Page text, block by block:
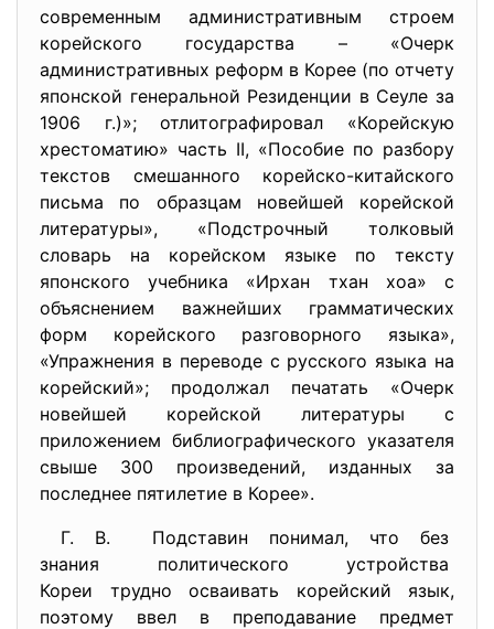
современным административным строем
корейского государства – «Очерк
административных реформ в Корее (по отчету
японской генеральной Резиденции в Сеуле за
1906 г.)»; отлитографировал «Корейскую
хрестоматию» часть II, «Пособие по разбору
текстов смешанного корейско-китайского
письма по образцам новейшей корейской
литературы», «Подстрочный толковый
словарь на корейском языке по тексту
японского учебника «Ирхан тхан хоа» с
объяснением важнейших грамматических
форм корейского разговорного языка»,
«Упражнения в переводе с русского языка на
корейский»; продолжал печатать «Очерк
новейшей корейской литературы с
приложением библиографического указателя
свыше 300 произведений, изданных за
последнее пятилетие в Корее».
Г. В. Подставин понимал, что без
знания политического устройства
Кореи трудно осваивать корейский язык,
поэтому ввел в преподавание предмет